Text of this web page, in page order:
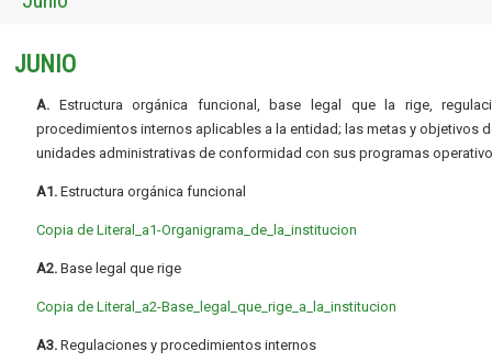
JUNIO
A. Estructura orgánica funcional, base legal que la rige,
procedimientos internos aplicables a la entidad; las metas y objetivos
unidades administrativas de conformidad con sus programas
A1. Estructura orgánica funcional
Copia de Literal_a1-Organigrama_de_la_institucion
A2. Base legal que rige
Copia de Literal_a2-Base_legal_que_rige_a_la_institucion
A3. Regulaciones y procedimientos internos